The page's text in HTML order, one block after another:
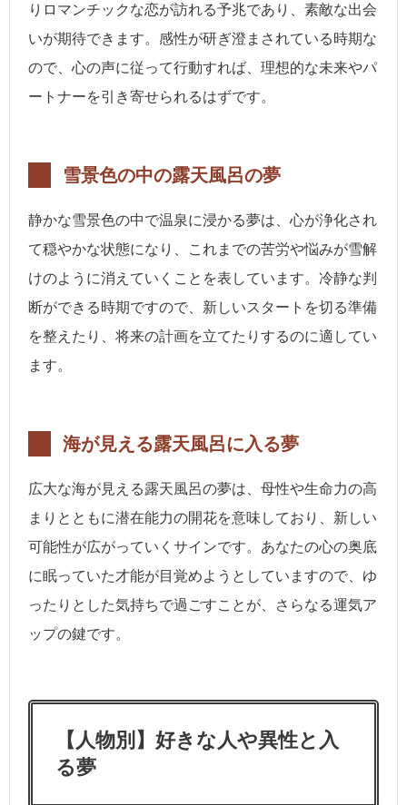
りロマンチックな恋が訪れる予兆であり、素敵な出会
いが期待できます。感性が研ぎ澄まされている時期な
ので、心の声に従って行動すれば、理想的な未来やパ
ートナーを引き寄せられるはずです。
雪景色の中の露天風呂の夢
静かな雪景色の中で温泉に浸かる夢は、心が浄化され
て穏やかな状態になり、これまでの苦労や悩みが雪解
けのように消えていくことを表しています。冷静な判
断ができる時期ですので、新しいスタートを切る準備
を整えたり、将来の計画を立てたりするのに適してい
ます。
海が見える露天風呂に入る夢
広大な海が見える露天風呂の夢は、母性や生命力の高
まりとともに潜在能力の開花を意味しており、新しい
可能性が広がっていくサインです。あなたの心の奥底
に眠っていた才能が目覚めようとしていますので、ゆ
ったりとした気持ちで過ごすことが、さらなる運気ア
ップの鍵です。
【人物別】好きな人や異性と入
る夢